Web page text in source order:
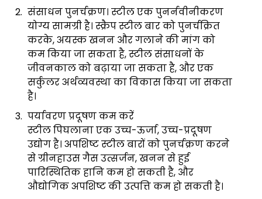
संसाधन पुनर्चक्रण। स्टील एक पुनर्नवीनीकरण
योग्य सामग्री है। स्क्रैप स्टील बार को पुनर्चक्रित
करके, अयस्क खनन और गलाने की मांग को
कम किया जा सकता है, स्टील संसाधनों के
जीवनकाल को बढ़ाया जा सकता है, और एक
सर्कुलर अर्थव्यवस्था का विकास किया जा सकता
है।
पर्यावरण प्रदूषण कम करें
स्टील पिघलाना एक उच्च-ऊर्जा, उच्च-प्रदूषण
उद्योग है। अपशिष्ट स्टील बारों को पुनर्चक्रण करने
से ग्रीनहाउस गैस उत्सर्जन, खनन से हुई
पारिस्थितिक हानि कम हो सकती है, और
औद्योगिक अपशिष्ट की उत्पत्ति कम हो सकती है।